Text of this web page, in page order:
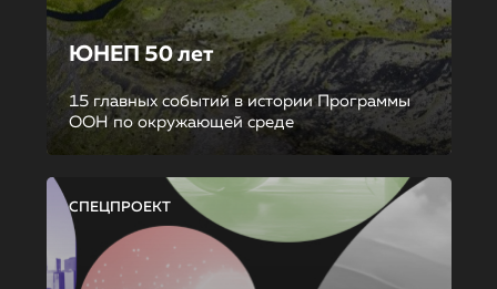
ЮНЕП 50 лет
15 главных событий в истории Программы
ООН по окружающей среде
СПЕЦПРОЕКТ